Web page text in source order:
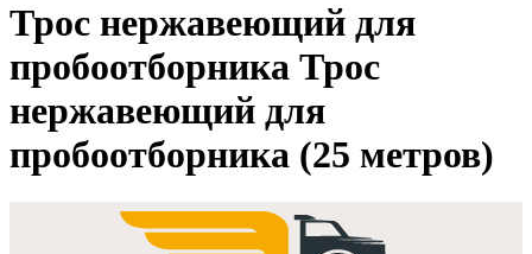
Трос нержавеющий для
пробоотборника Трос
нержавеющий для
пробоотборника (25 метров)